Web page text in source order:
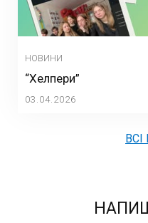
НОВИНИ
“Хелпери”
03.04.2026